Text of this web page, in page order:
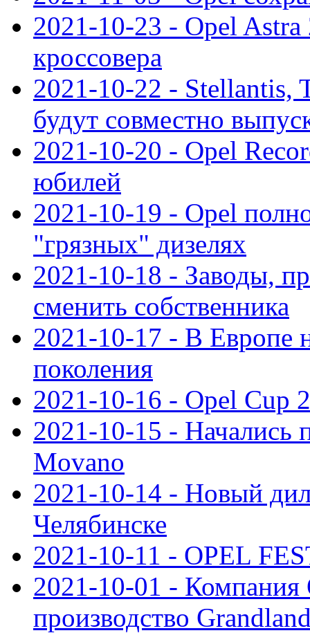
2021-10-23 - Opel Astra
кроссовера
2021-10-22 - Stellantis,
будут совместно
2021-10-20 - Opel
юбилей
2021-10-19 - Opel
"грязных" дизелях
2021-10-18 - Заводы,
сменить собственника
2021-10-17 - В Европе
поколения
2021-10-16 - Opel Cup
2021-10-15 - Начались
Movano
2021-10-14 - Новый
Челябинске
2021-10-11 - OPEL
2021-10-01 - Компания
производство